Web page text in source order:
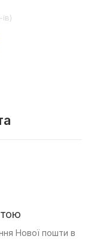
iв)
Нової пошти в